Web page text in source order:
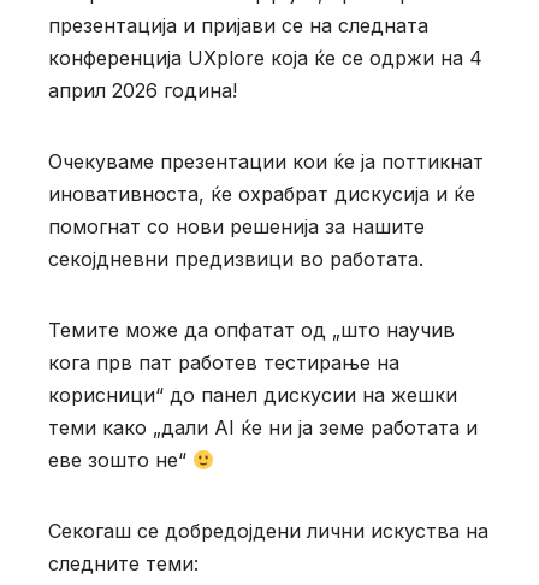
презентација и пријави се на следната
конференција UXplore која ќе се одржи на 4
април 2026 година!
Очекуваме презентации кои ќе ја поттикнат
иновативноста, ќе охрабрат дискусија и ќе
помогнат со нови решенија за нашите
секојдневни предизвици во работата.
Темите може да опфатат од „што научив
кога прв пат работев тестирање на
корисници“ до панел дискусии на жешки
теми како „дали AI ќе ни ја земе работата и
еве зошто не“
Секогаш се добредојдени лични искуства на
следните теми: